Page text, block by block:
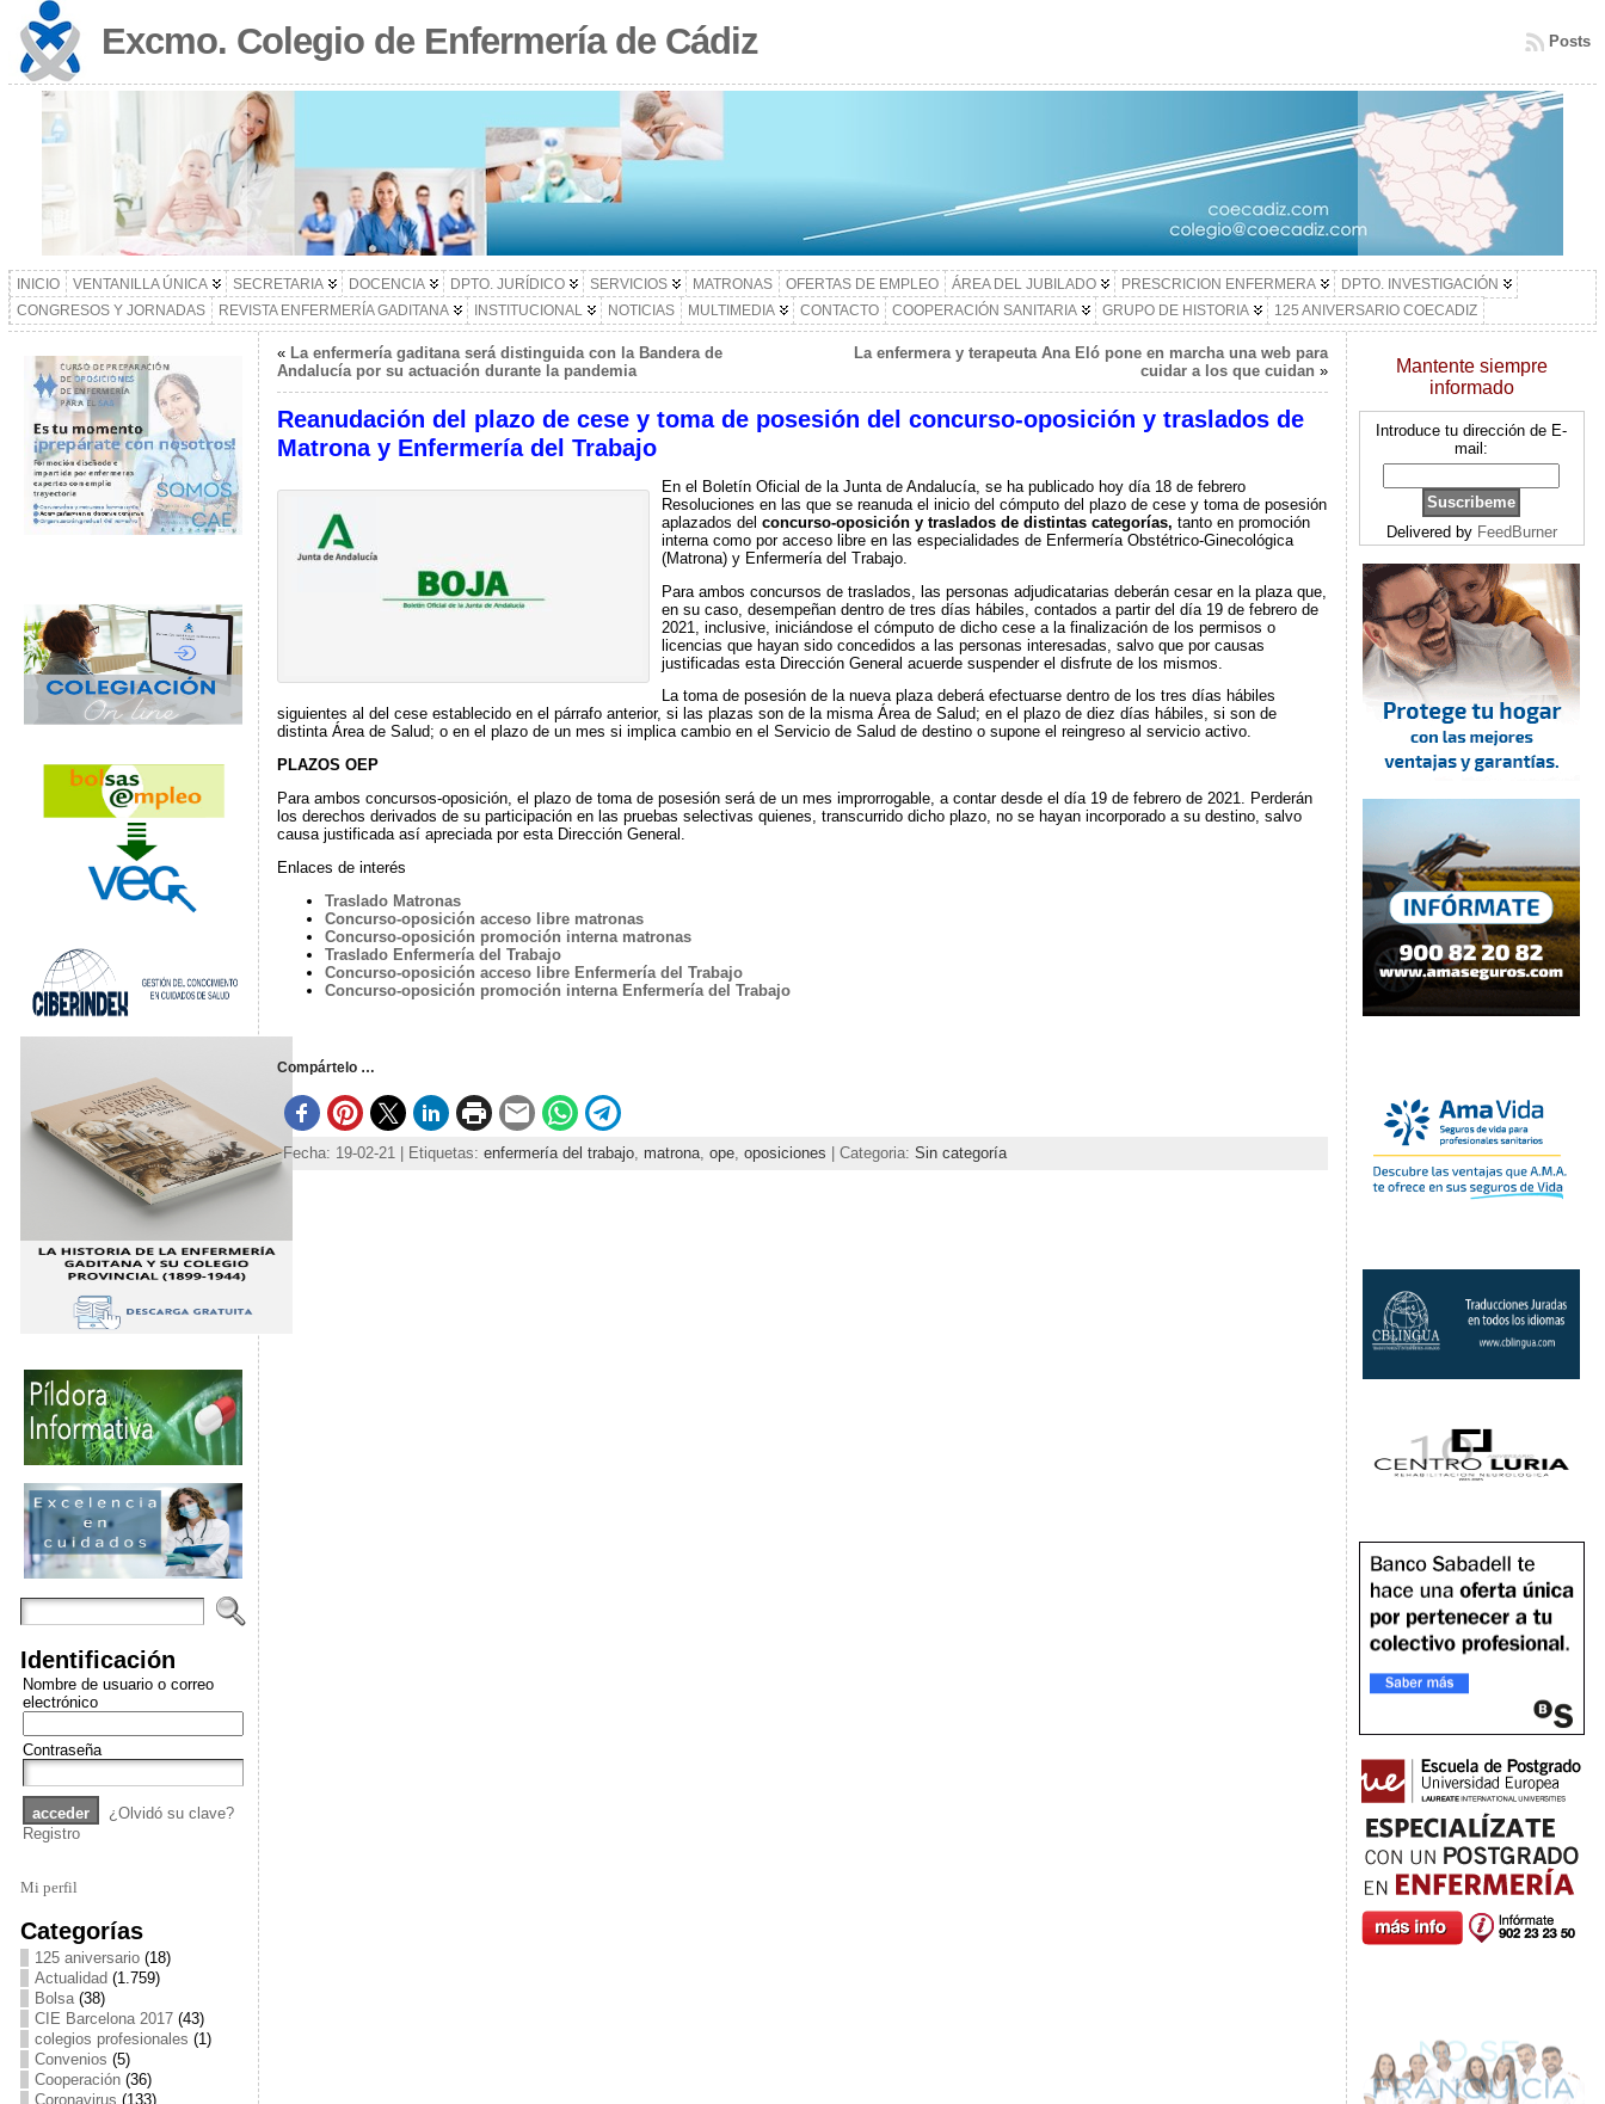
Excmo. Colegio de Enfermería de Cádiz Posts
INICIO VENTANILLA ÚNICA SECRETARIA DOCENCIA DPTO. JURÍDICO SERVICIOS MATRONAS OFERTAS DE EMPLEO ÁREA DEL JUBILADO PRESCRICION ENFERMERA
DPTO. INVESTIGACIÓN
CONGRESOS Y JORNADAS
REVISTA ENFERMERÍA GADITANA INSTITUCIONAL NOTICIAS MULTIMEDIA CONTACTO COOPERACIÓN SANITARIA GRUPO DE HISTORIA 125 ANIVERSARIO COECADIZ
Identificación
Nombre de usuario o correo
electrónico
Contraseña
¿Olvidó su clave?
Registro
Mi perfil
Categorías
125 aniversario(18)
Actualidad (1.759)
Bolsa(38)
CIE Barcelona 2017(43)
colegios profesionales (1)
Convenios (5)
Cooperación(36)
Coronavirus (133)
« La enfermería gaditana será distinguida con la Bandera de
Andalucía por su actuación durante la pandemia
La enfermera y terapeuta Ana Eló pone en marcha una web para
cuidar a los que cuidan »
Reanudación del plazo de cese y toma de posesión del concurso-oposición y traslados de
Matrona y Enfermería del Trabajo
En el Boletín Oficial de la Junta de Andalucía, se ha publicado hoy día 18 de febrero
Resoluciones en las que se reanuda el inicio del cómputo del plazo de cese y toma de posesión
aplazados del concurso-oposición y traslados de distintas categorías, tanto en promoción
interna como por acceso libre en las especialidades de Enfermería Obstétrico-Ginecológica
(Matrona) y Enfermería del Trabajo.
Para ambos concursos de traslados, las personas adjudicatarias deberán cesar en la plaza que,
en su caso, desempeñan dentro de tres días hábiles, contados a partir del día 19 de febrero de
2021, inclusive, iniciándose el cómputo de dicho cese a la finalización de los permisos o
licencias que hayan sido concedidos a las personas interesadas, salvo que por causas
justificadas esta Dirección General acuerde suspender el disfrute de los mismos.
La toma de posesión de la nueva plaza deberá efectuarse dentro de los tres días hábiles
siguientes al del cese establecido en el párrafo anterior, si las plazas son de la misma Área de Salud; en el plazo de diez días hábiles, si son de
distinta Área de Salud; o en el plazo de un mes si implica cambio en el Servicio de Salud de destino o supone el reingreso al servicio activo.
PLAZOS OEP
Para ambos concursos-oposición, el plazo de toma de posesión será de un mes improrrogable, a contar desde el día 19 de febrero de 2021. Perderán
los derechos derivados de su participación en las pruebas selectivas quienes, transcurrido dicho plazo, no se hayan incorporado a su destino, salvo
causa justificada así apreciada por esta Dirección General.
Enlaces de interés
Traslado Matronas
Concurso-oposición acceso libre matronas
Concurso-oposición promoción interna matronas
Traslado Enfermería del Trabajo
Concurso-oposición acceso libre Enfermería del Trabajo
Concurso-oposición promoción interna Enfermería del Trabajo
Compártelo …
Fecha: 19-02-21 | Etiquetas: enfermería del trabajo, matrona, ope, oposiciones | Categoria: Sin categoría
Mantente siempre
informado
Introduce tu dirección de E-
mail:
Delivered by FeedBurner